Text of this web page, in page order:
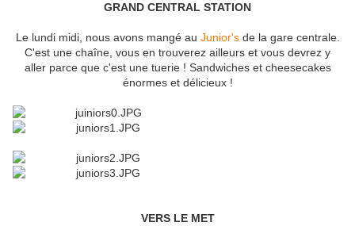
GRAND CENTRAL STATION
Le lundi midi, nous avons mangé au Junior'sde la gare centrale.
C'est une chaîne, vous en trouverez ailleurs et vous devrez y
aller parce que c'est une tuerie ! Sandwiches et cheesecakes
énormes et délicieux !
VERS LE MET